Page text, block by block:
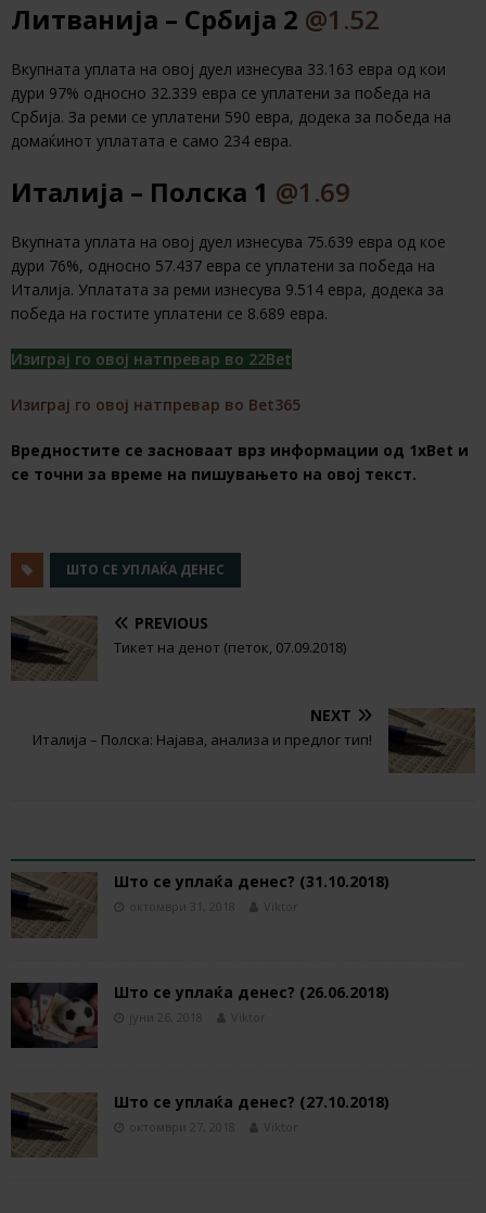
Литванија – Србија 2 @1.52
Вкупната уплата на овој дуел изнесува 33.163 евра од кои
дури 97% односно 32.339 евра се уплатени за победа на
Србија. За реми се уплатени 590 евра, додека за победа на
домаќинот уплатата е само 234 евра.
Италија – Полска 1 @1.69
Вкупната уплата на овој дуел изнесува 75.639 евра од кое
дури 76%, односно 57.437 евра се уплатени за победа на
Италија. Уплатата за реми изнесува 9.514 евра, додека за
победа на гостите уплатени се 8.689 евра.
Изиграј го овој натпревар во 22Bet
Изиграј го овој натпревар во Bet365
Вредностите се засноваат врз информации од 1хBet и
се точни за време на пишувањето на овој текст.
ШТО СЕ УПЛАЌА ДЕНЕС
PREVIOUS
Тикет на денот (петок, 07.09.2018)
NEXT
Италија – Полска: Најава, анализа и предлог тип!
Што се уплаќа денес? (31.10.2018)
октомври 31, 2018 Viktor
Што се уплаќа денес? (26.06.2018)
јуни 26, 2018 Viktor
Што се уплаќа денес? (27.10.2018)
октомври 27, 2018 Viktor